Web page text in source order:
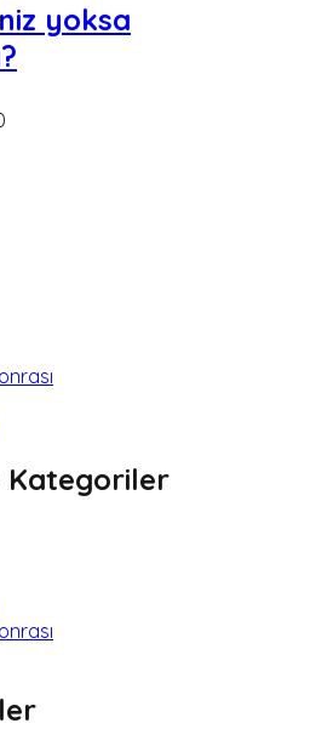
yoksa
Kategoriler